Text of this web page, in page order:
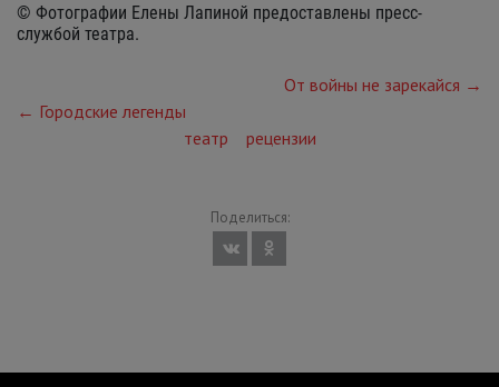
© Фотографии Елены Лапиной предоставлены пресс-
службой театра.
От войны не зарекайся →
← Городские легенды
театр
рецензии
Поделиться: